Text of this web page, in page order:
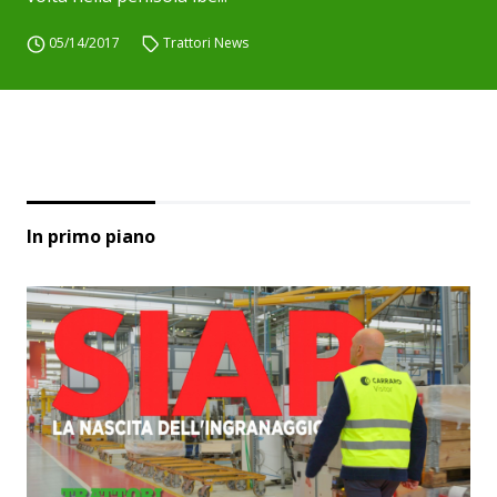
05/14/2017 Trattori News
In primo piano